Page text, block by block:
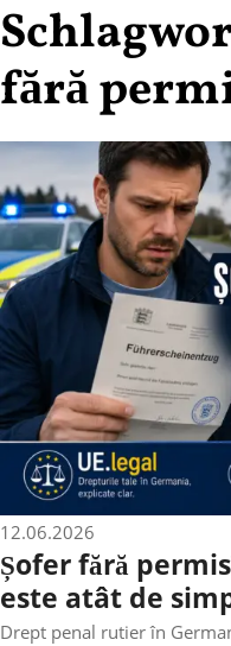
fără
12.06.2026
Șofer fără
este atât de
Drept penal rutier în